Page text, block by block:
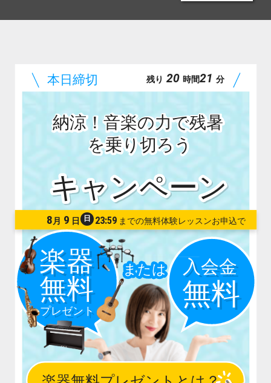
納涼！音楽の力で残暑
を乗り切ろう
8 月 9 日 日 23:59
残り 20 時間21 分